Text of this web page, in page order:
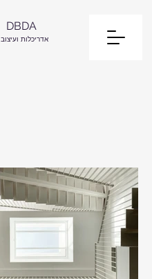
אדריכלות ועיצוב
DBDA